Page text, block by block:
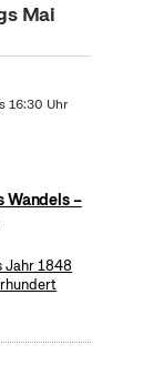
Mai
16:30 Uhr
Wandels –
Jahr 1848